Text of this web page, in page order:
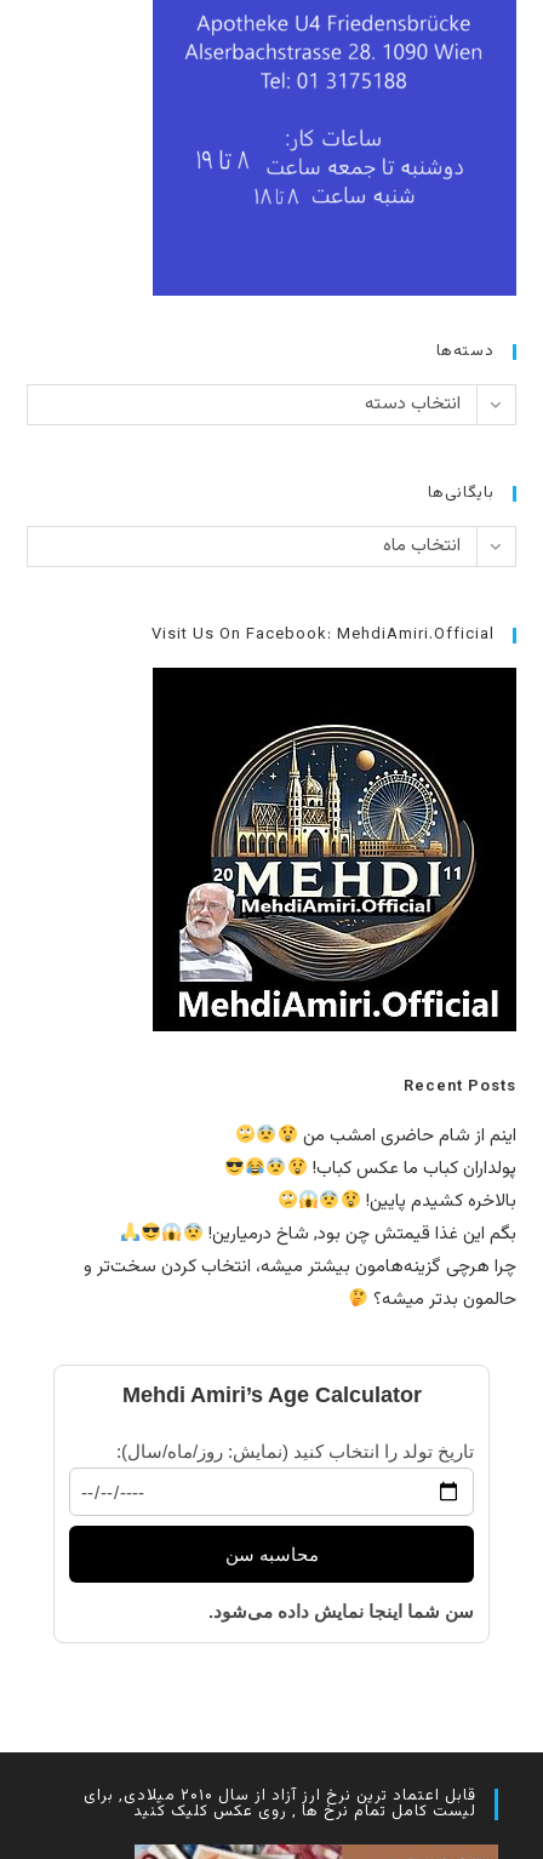
دسته‌ها
دسته‌ها انتخاب دسته
بایگانی‌ها
بایگانی‌هاانتخاب ماه
Visit Us On Facebook: MehdiAmiri.Official
Recent Posts
اینم از شام حاضری امشب من
پولداران کباب ما عکس کباب!
بالاخره کشیدم پایین!
بگم این غذا قیمتش چن بود, شاخ درمیارین!
چرا هرچی گزینه‌هامون بیشتر میشه، انتخاب کردن سخت‌تر و
حالمون بدتر میشه؟
Mehdi Amiri’s Age Calculator
تاریخ تولد را انتخاب کنید (نمایش: روز/ماه/سال):
محاسبه سن
سن شما اینجا نمایش داده می‌شود.
قابل اعتماد ترین نرخ ارز آزاد از سال ۲۰۱۰ میلادی, برای
لیست کامل تمام نرخ ها , روی عکس کلیک کنید